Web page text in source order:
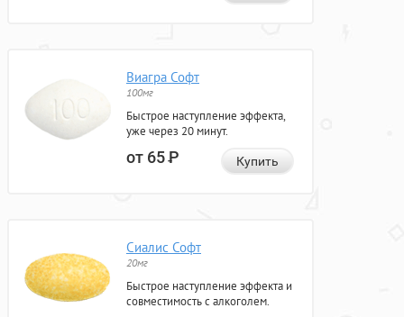
Виагра Софт
100мг
Быстрое наступление эффекта,
уже через 20 минут.
от 65Р Купить
Сиалис Софт
20мг
Быстрое наступление эффекта и
совместимость с алкоголем.